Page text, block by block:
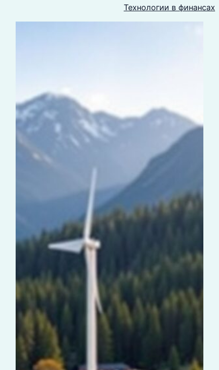
Технологии в финансах